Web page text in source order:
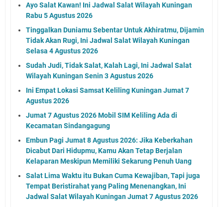
Ayo Salat Kawan! Ini Jadwal Salat Wilayah Kuningan
Rabu 5 Agustus 2026
Tinggalkan Duniamu Sebentar Untuk Akhiratmu, Dijamin
Tidak Akan Rugi, Ini Jadwal Salat Wilayah Kuningan
Selasa 4 Agustus 2026
Sudah Judi, Tidak Salat, Kalah Lagi, Ini Jadwal Salat
Wilayah Kuningan Senin 3 Agustus 2026
Ini Empat Lokasi Samsat Keliling Kuningan Jumat 7
Agustus 2026
Jumat 7 Agustus 2026 Mobil SIM Keliling Ada di
Kecamatan Sindangagung
Embun Pagi Jumat 8 Agustus 2026: Jika Keberkahan
Dicabut Dari Hidupmu, Kamu Akan Tetap Berjalan
Kelaparan Meskipun Memiliki Sekarung Penuh Uang
Salat Lima Waktu itu Bukan Cuma Kewajiban, Tapi juga
Tempat Beristirahat yang Paling Menenangkan, Ini
Jadwal Salat Wilayah Kuningan Jumat 7 Agustus 2026